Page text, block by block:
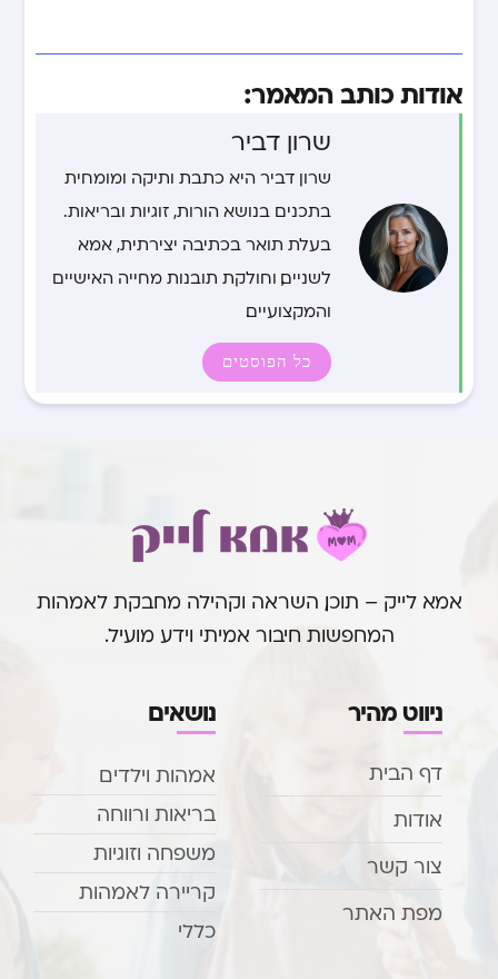
אודות כותב המאמר:
שרון דביר
שרון דביר היא כתבת ותיקה ומומחית
בתכנים בנושא הורות, זוגיות ובריאות.
בעלת תואר בכתיבה יצירתית, אמא
לשניים, וחולקת תובנות מחייה האישיים
והמקצועיים.
כל הפוסטים
אמא לייק – תוכן, השראה וקהילה מחבקת לאמהות
המחפשות חיבור אמיתי וידע מועיל.
ניווט מהיר
דף הבית
אודות
צור קשר
מפת האתר
נושאים
אמהות וילדים
בריאות ורווחה
משפחה וזוגיות
קריירה לאמהות
כללי